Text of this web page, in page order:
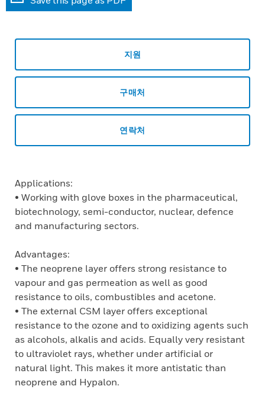
지원
구매처
연락처
Applications:
• Working with glove boxes in the pharmaceutical,
biotechnology, semi-conductor, nuclear, defence
and manufacturing sectors.
Advantages:
• The neoprene layer offers strong resistance to
vapour and gas permeation as well as good
resistance to oils, combustibles and acetone.
• The external CSM layer offers exceptional
resistance to the ozone and to oxidizing agents such
as alcohols, alkalis and acids. Equally very resistant
to ultraviolet rays, whether under artificial or
natural light. This makes it more antistatic than
neoprene and Hypalon.